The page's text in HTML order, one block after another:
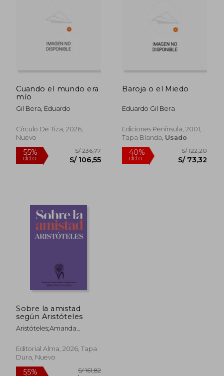
dcto. S/ 78,39
Cuando el mundo era
mío
Gil Bera, Eduardo
Círculo De Tiza, 2026,
Nuevo
Baroja o el Miedo
Eduardo Gil Bera
Ediciones Península, 2001,
Tapa Blanda, Usado
Sobre la amistad
según Aristóteles
Aristóteles;Amanda
Fonseca;Eduardo Gil Bera
Editorial Alma, 2026, Tapa
Dura, Nuevo